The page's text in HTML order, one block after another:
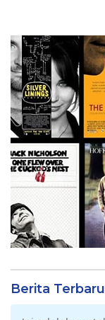
Berita Terbaru